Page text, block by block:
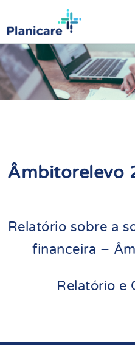
Âmbitorelevo
Relatório sobre a
financeira –
Relatório e